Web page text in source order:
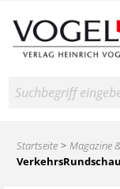
Suche
Startseite
Magazine